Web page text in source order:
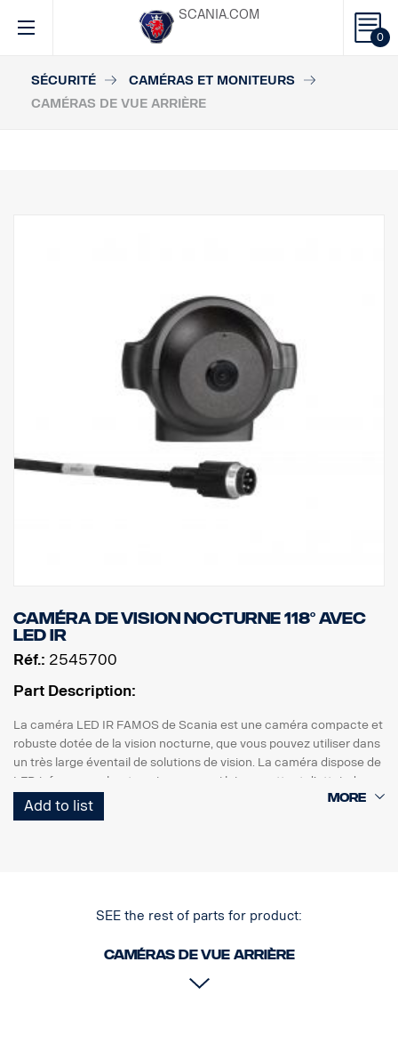
0
SCANIA.COM
SÉCURITÉ
CAMÉRAS ET MONITEURS
CAMÉRAS DE VUE ARRIÈRE
Caméra de vision nocturne 118° avec
LED IR
Réf.: 2545700
Part Description:
La caméra LED IR FAMOS de Scania est une caméra compacte et
robuste dotée de la vision nocturne, que vous pouvez utiliser dans
un très large éventail de solutions de vision. La caméra dispose de
LED infrarouges haute puissance, qui lui permettent d’atteindre
une vision de nuit à une distance de 25 mètres.
- Remplissage avec du moulage pour automobile, résistance très
élevée à l'humidité, aux chocs et aux vibrations
- Puce CMOS HR nouvelle génération
- Sensibilité lumière vive < 0,05 lux.
- Performances EMC élevées (100 V/m)
Add to list
SEE the rest of parts for product:
Caméras de vue arrière